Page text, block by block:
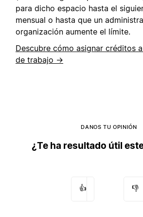
para dicho espacio hasta el
mensual o hasta que un
organización aumente el límite.
Descubre cómo asignar créditos
de trabajo →
DANOS TU OPINIÓN
¿Te ha resultado útil
👍 👎